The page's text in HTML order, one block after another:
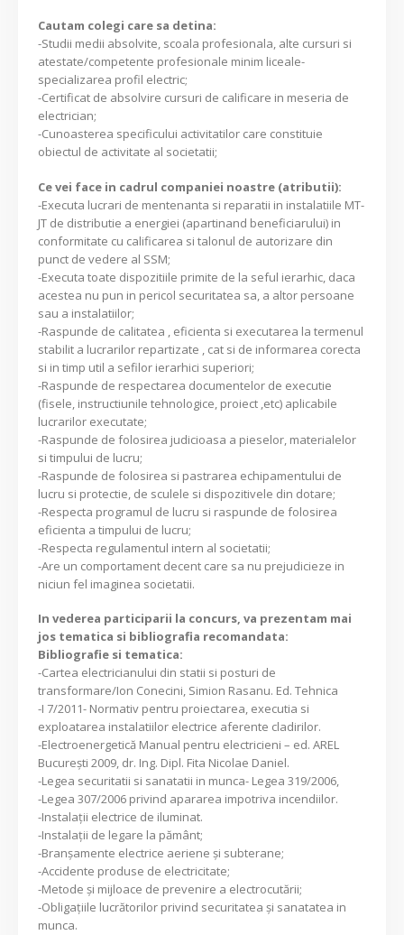
Cautam colegi care sa detina:
-Studii medii absolvite, scoala profesionala, alte cursuri si
atestate/competente profesionale minim liceale-
specializarea profil electric;
-Certificat de absolvire cursuri de calificare in meseria de
electrician;
-Cunoasterea specificului activitatilor care constituie
obiectul de activitate al societatii;
Ce vei face in cadrul companiei noastre (atributii):
-Executa lucrari de mentenanta si reparatii in instalatiile MT-
JT de distributie a energiei (apartinand beneficiarului) in
conformitate cu calificarea si talonul de autorizare din
punct de vedere al SSM;
-Executa toate dispozitiile primite de la seful ierarhic, daca
acestea nu pun in pericol securitatea sa, a altor persoane
sau a instalatiilor;
-Raspunde de calitatea , eficienta si executarea la termenul
stabilit a lucrarilor repartizate , cat si de informarea corecta
si in timp util a sefilor ierarhici superiori;
-Raspunde de respectarea documentelor de executie
(fisele, instructiunile tehnologice, proiect ,etc) aplicabile
lucrarilor executate;
-Raspunde de folosirea judicioasa a pieselor, materialelor
si timpului de lucru;
-Raspunde de folosirea si pastrarea echipamentului de
lucru si protectie, de sculele si dispozitivele din dotare;
-Respecta programul de lucru si raspunde de folosirea
eficienta a timpului de lucru;
-Respecta regulamentul intern al societatii;
-Are un comportament decent care sa nu prejudicieze in
niciun fel imaginea societatii.
In vederea participarii la concurs, va prezentam mai
jos tematica si bibliografia recomandata:
Bibliografie si tematica:
-Cartea electricianului din statii si posturi de
transformare/Ion Conecini, Simion Rasanu. Ed. Tehnica
-I 7/2011- Normativ pentru proiectarea, executia si
exploatarea instalatiilor electrice aferente cladirilor.
-Electroenergetică Manual pentru electricieni – ed. AREL
București 2009, dr. Ing. Dipl. Fita Nicolae Daniel.
-Legea securitatii si sanatatii in munca- Legea 319/2006,
-Legea 307/2006 privind apararea impotriva incendiilor.
-Instalații electrice de iluminat.
-Instalații de legare la pământ;
-Branșamente electrice aeriene și subterane;
-Accidente produse de electricitate;
-Metode și mijloace de prevenire a electrocutării;
-Obligațiile lucrătorilor privind securitatea și sanatatea in
munca.